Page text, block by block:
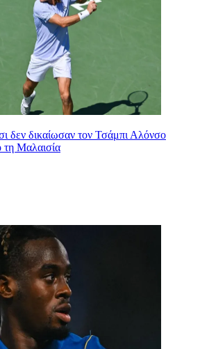
δεν δικαίωσαν τον Τσάμπι Αλόνσο
τη Μαλαισία